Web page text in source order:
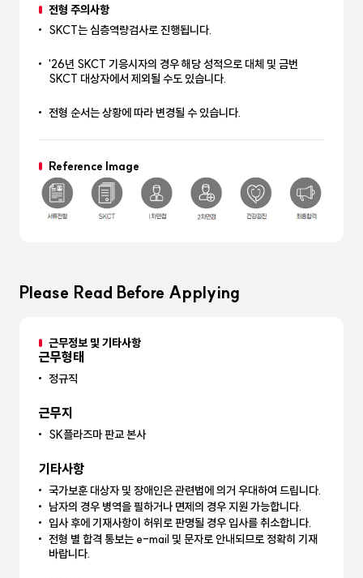
전형 주의사항
SKCT는 심층역량검사로 진행됩니다.
'26년 SKCT 기응시자의 경우 해당 성적으로 대체 및 금번
SKCT 대상자에서 제외될 수도 있습니다.
전형 순서는 상황에 따라 변경될 수 있습니다.
Reference Image
Please Read Before Applying
근무정보 및 기타사항
근무형태
정규직
근무지
SK플라즈마 판교 본사
기타사항
국가보훈 대상자 및 장애인은 관련법에 의거 우대하여 드립니다.
남자의 경우 병역을 필하거나 면제의 경우 지원 가능합니다.
입사 후에 기재사항이 허위로 판명될 경우 입사를 취소합니다.
전형 별 합격 통보는 e-mail 및 문자로 안내되므로 정확히 기재
바랍니다.